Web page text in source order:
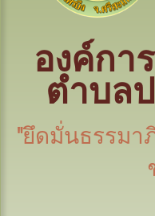
องค์กา
ตำบล
"ยึดมั่นธรรมา